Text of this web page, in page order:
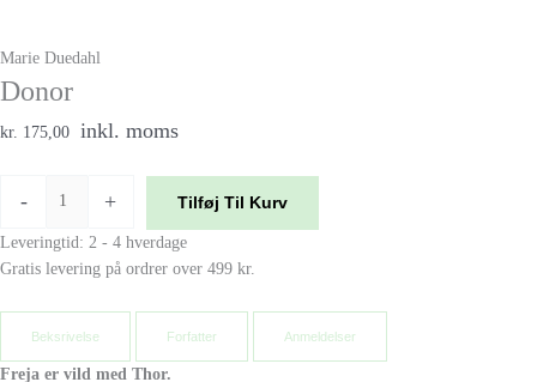
Marie Duedahl
Donor
kr. 175,00 inkl. moms
- + Tilføj Til Kurv
Leveringtid: 2 - 4 hverdage
Gratis levering på ordrer over 499 kr.
Beksrivelse Forfatter Anmeldelser
Freja er vild med Thor.